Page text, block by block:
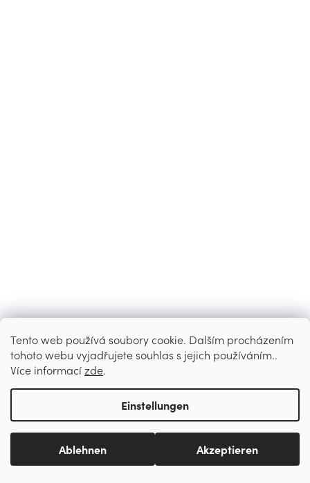
Tento web používá soubory cookie. Dalším procházením
tohoto webu vyjadřujete souhlas s jejich používáním..
Více informacízde.
Einstellungen
Ablehnen Akzeptieren